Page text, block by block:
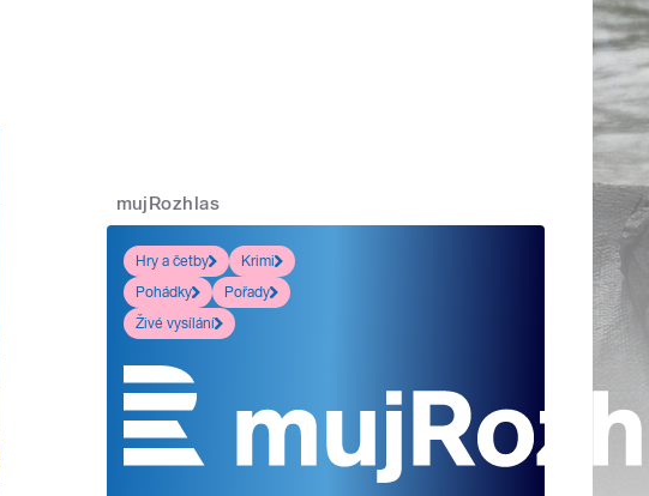
mujRozhlas
Hry a četby
Krimi
Pohádky
Pořady
Živé vysílání